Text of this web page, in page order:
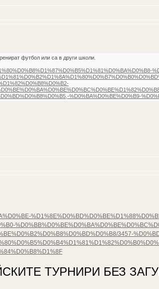
футбол или са в други школи.
%D0%BA%D0%BE%D0%B9-
3457-
ТУРНИРИ БЕЗ